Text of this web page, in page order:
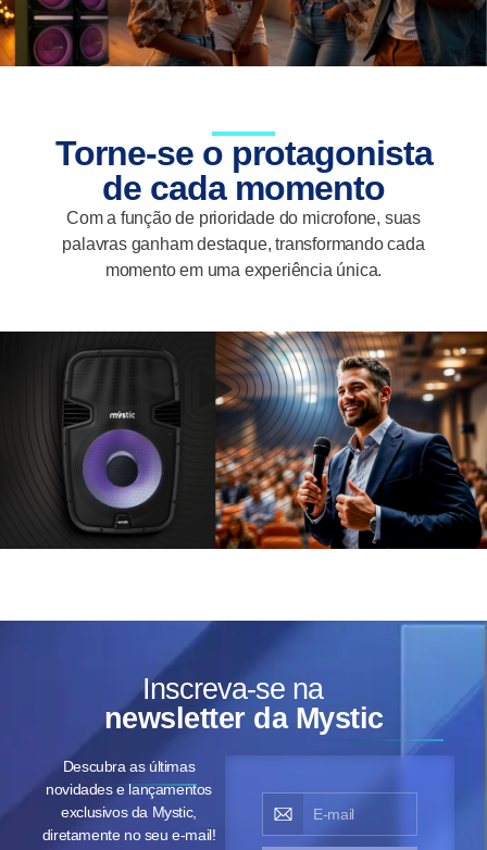
Torne-se o protagonista
de cada momento
Com a função de prioridade do microfone, suas
palavras ganham destaque, transformando cada
momento em uma experiência única.
Inscreva-se na
newsletter da Mystic
Descubra as últimas
novidades e lançamentos
exclusivos da Mystic,
diretamente no seu e-mail!